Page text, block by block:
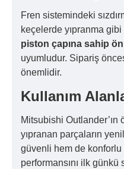
Fren sistemindeki
keçelerde yıpranma
piston çapına sahip
uyumludur. Sipariş
önemlidir.
Kullanım
Mitsubishi
yıpranan parçaların
güvenli hem de
performansını ilk günkü